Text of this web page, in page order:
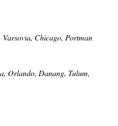
Chicago, Portman
Orlando, Danang, Tulum,